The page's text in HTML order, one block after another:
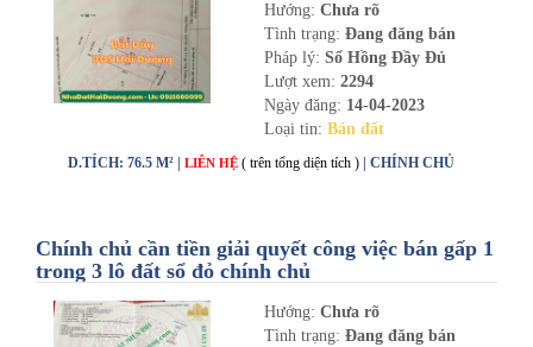
Hướng: Chưa rõ
Tình trạng: Đang đăng bán
Pháp lý: Sổ Hồng Đầy Đủ
Lượt xem: 2294
Ngày đăng: 14-04-2023
Loại tin: Bán đất
D.TÍCH: 76.5 M² | LIÊN HỆ ( trên tổng diện tích ) | CHÍNH CHỦ
Chính chủ cần tiền giải quyết công việc bán gấp 1
trong 3 lô đất sổ đỏ chính chủ
Hướng: Chưa rõ
Tình trạng: Đang đăng bán